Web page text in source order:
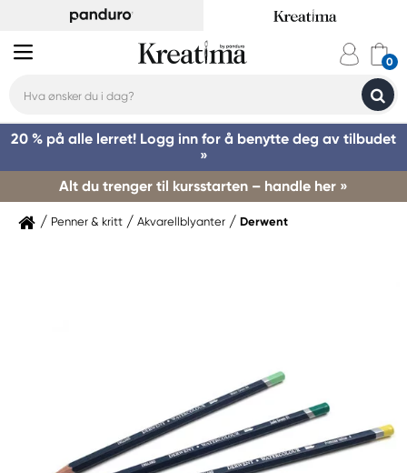
20 % på alle lerret! Logg inn for å benytte deg av tilbudet
»
Alt du trenger til kursstarten – handle her »
Penner & kritt Akvarellblyanter Derwent